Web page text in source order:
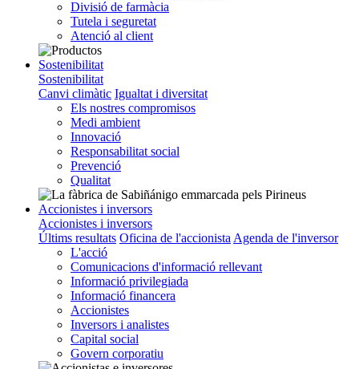
Divisió de farmàcia
Tutela i seguretat
Atenció al client
Sostenibilitat
Sostenibilitat
Canvi climàtic Igualtat i diversitat
Els nostres compromisos
Medi ambient
Innovació
Responsabilitat social
Prevenció
Qualitat
Accionistes i inversors
Accionistes i inversors
Últims resultats Oficina de l'accionista Agenda de l'inversor
L'acció
Comunicacions d'informació rellevant
Informació privilegiada
Informació financera
Accionistes
Inversors i analistes
Capital social
Govern corporatiu